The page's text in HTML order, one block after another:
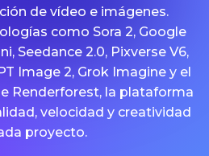
de vídeo e imágenes.
como Sora 2, Google
Seedance 2.0, Pixverse V6,
Image 2, Grok Imagine y el
Renderforest, la plataforma
velocidad y creatividad
proyecto.